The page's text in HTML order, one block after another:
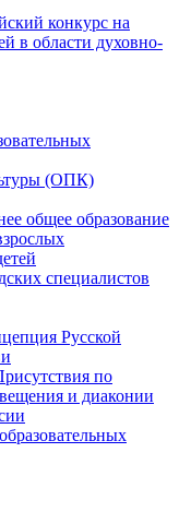
конкурс на
в области духовно-
(ОПК)
общее образование
специалистов
Русской
по
и диаконии